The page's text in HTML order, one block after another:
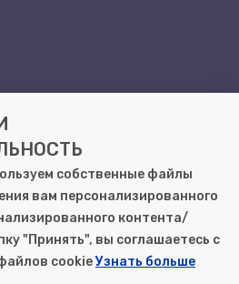
собственные файлы
вам персонализированного
контента/
"Принять", вы соглашаетесь с
cookieУзнать больше